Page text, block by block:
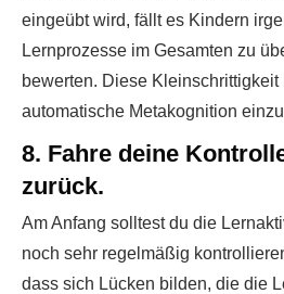
eingeübt wird, fällt es Kindern
Lernprozesse im Gesamten zu
bewerten. Diese Kleinschrittigkeit
automatische Metakognition
8. Fahre deine
zurück.
Am Anfang solltest du die
noch sehr regelmäßig
dass sich Lücken bilden, die die